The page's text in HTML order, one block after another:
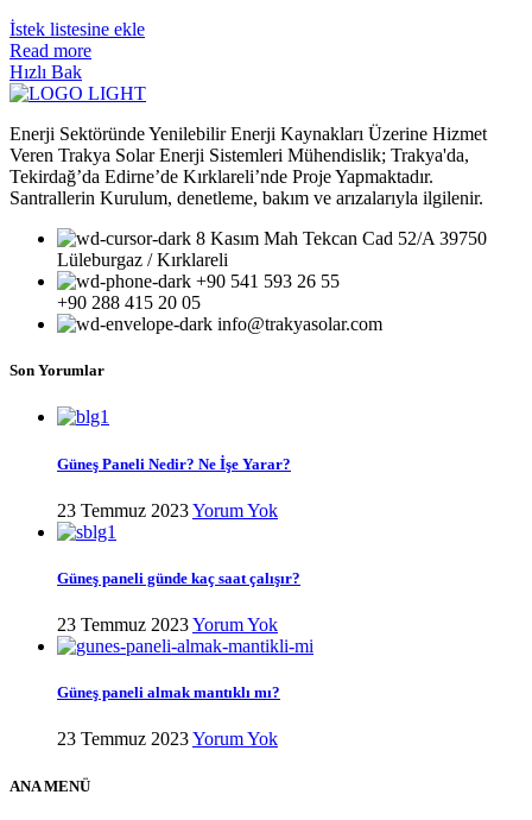
İstek listesine ekle
Read more
Hızlı Bak
Enerji Sektöründe Yenilebilir Enerji Kaynakları Üzerine Hizmet
Veren Trakya Solar Enerji Sistemleri Mühendislik; Trakya'da,
Tekirdağ’da Edirne’de Kırklareli’nde Proje Yapmaktadır.
Santrallerin Kurulum, denetleme, bakım ve arızalarıyla ilgilenir.
8 Kasım Mah Tekcan Cad 52/A 39750
Lüleburgaz / Kırklareli
+90 541 593 26 55
+90 288 415 20 05
info@trakyasolar.com
Son Yorumlar
Güneş Paneli Nedir? Ne İşe Yarar?
23 Temmuz 2023Yorum Yok
Güneş paneli günde kaç saat çalışır?
23 Temmuz 2023Yorum Yok
Güneş paneli almak mantıklı mı?
23 Temmuz 2023Yorum Yok
ANA MENÜ